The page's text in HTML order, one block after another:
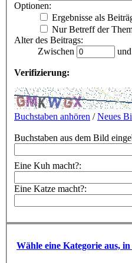
Optionen:
Ergebnisse als
Nur Betreff der
Alter des Beitrags:
Zwischen
und
Verifizierung:
Buchstaben anhören /Neues
Buchstaben aus dem Bild
Eine Kuh macht?:
Eine Katze macht?:
Wähle eine Kategorie aus,